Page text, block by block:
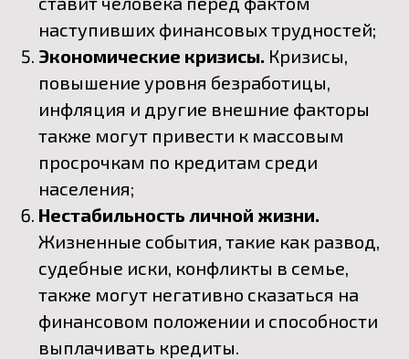
наступивших финансовых трудностей;
Экономические кризисы. Кризисы,
повышение уровня безработицы,
инфляция и другие внешние факторы
также могут привести к массовым
просрочкам по кредитам среди
населения;
Нестабильность личной жизни.
Жизненные события, такие как развод,
судебные иски, конфликты в семье,
также могут негативно сказаться на
финансовом положении и способности
выплачивать кредиты.